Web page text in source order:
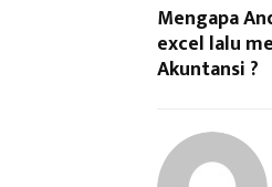
Mengapa
excel lalu
Akuntansi ?